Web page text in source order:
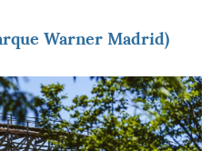
Warner Madrid)